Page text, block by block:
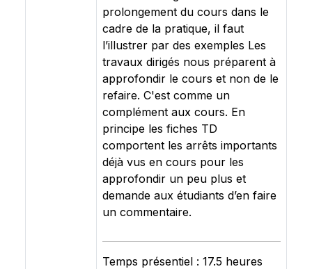
prolongement du cours dans le
cadre de la pratique, il faut
l’illustrer par des exemples Les
travaux dirigés nous préparent à
approfondir le cours et non de le
refaire. C'est comme un
complément aux cours. En
principe les fiches TD
comportent les arrêts importants
déjà vus en cours pour les
approfondir un peu plus et
demande aux étudiants d’en faire
un commentaire.
Temps présentiel : 17.5 heures